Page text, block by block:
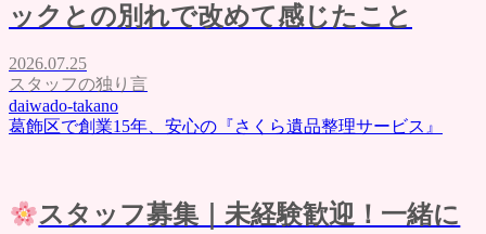
ックとの別れで改めて感じたこと
2026.07.25
スタッフの独り言
daiwado-takano
葛飾区で創業15年、安心の『さくら遺品整理サービス』
スタッフ募集｜未経験歓迎！一緒に